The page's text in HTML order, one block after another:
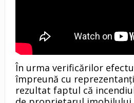
În urma verificărilor
împreună cu
rezultat faptul că